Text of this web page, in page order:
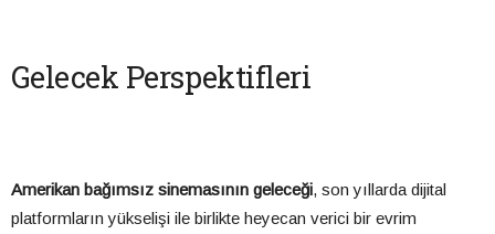
Gelecek Perspektifleri
Amerikan bağımsız sinemasının geleceği, son yıllarda dijital
platformların yükselişi ile birlikte heyecan verici bir evrim